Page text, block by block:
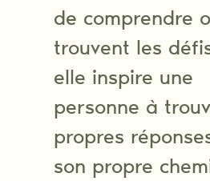
de comprendre
trouvent les
elle inspire une
personne à
propres
son propre